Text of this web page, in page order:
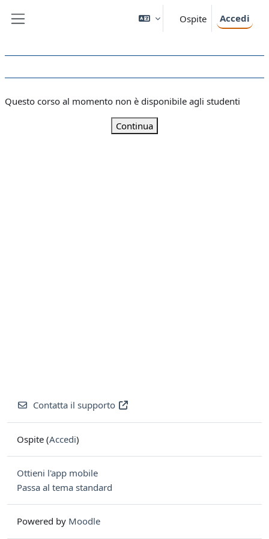
Ospite Accedi
Questo corso al momento non è disponibile agli studenti
Continua
Contatta il supporto
Ospite (Accedi)
Ottieni l'app mobile
Passa al tema standard
Powered by Moodle